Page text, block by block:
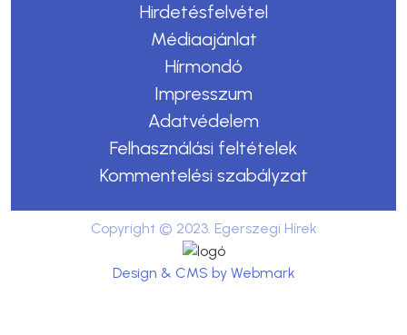
Hirdetésfelvétel
Médiaajánlat
Hírmondó
Impresszum
Adatvédelem
Felhasználási feltételek
Kommentelési szabályzat
Copyright © 2023. Egerszegi Hírek
Design & CMS by Webmark